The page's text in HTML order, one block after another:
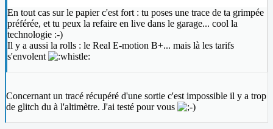
En tout cas sur le papier c'est fort : tu poses une trace de ta grimpée
préférée, et tu peux la refaire en live dans le garage... cool la
technologie :-)
Il y a aussi la rolls : le Real E-motion B+... mais là les tarifs
s'envolent
Concernant un tracé récupéré d'une sortie c'est impossible il y a trop
de glitch du à l'altimètre. J'ai testé pour vous